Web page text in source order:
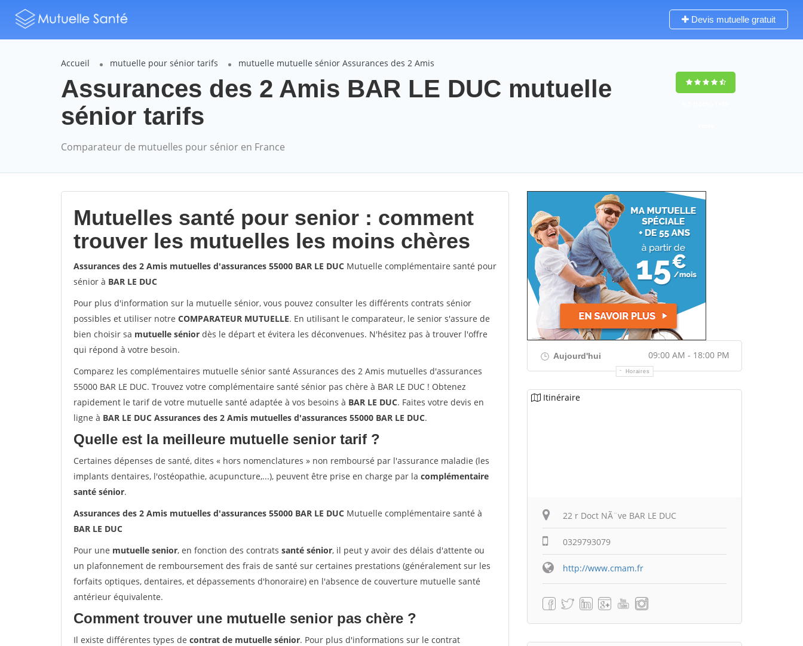
Devis mutuelle gratuit
Accueil mutuelle pour sénior tarifs mutuelle mutuelle sénior Assurances des 2 Amis
Assurances des 2 Amis BAR LE DUC mutuelle
sénior tarifs
Comparateur de mutuelles pour sénior en France
Mutuelles santé pour senior : comment
trouver les mutuelles les moins chères
Assurances des 2 Amis mutuelles d'assurances 55000 BAR LE DUC Mutuelle complémentaire santé pour
sénior à BAR LE DUC
Pour plus d'information sur la mutuelle sénior, vous pouvez consulter les différents contrats sénior
possibles et utiliser notre COMPARATEUR MUTUELLE. En utilisant le comparateur, le senior s'assure de
bien choisir sa mutuelle sénior dès le départ et évitera les déconvenues. N'hésitez pas à trouver l'offre
qui répond à votre besoin.
Comparez les complémentaires mutuelle sénior santé Assurances des 2 Amis mutuelles d'assurances
55000 BAR LE DUC. Trouvez votre complémentaire santé sénior pas chère à BAR LE DUC ! Obtenez
rapidement le tarif de votre mutuelle santé adaptée à vos besoins à BAR LE DUC. Faites votre devis en
ligne à BAR LE DUC Assurances des 2 Amis mutuelles d'assurances 55000 BAR LE DUC.
Quelle est la meilleure mutuelle senior tarif ?
Certaines dépenses de santé, dites « hors nomenclatures » non remboursé par l'assurance maladie (les
implants dentaires, l'ostéopathie, acupuncture,...), peuvent être prise en charge par la complémentaire
santé sénior.
Assurances des 2 Amis mutuelles d'assurances 55000 BAR LE DUC Mutuelle complémentaire santé à
BAR LE DUC
Pour une mutuelle senior, en fonction des contrats santé sénior, il peut y avoir des délais d'attente ou
un plafonnement de remboursement des frais de santé sur certaines prestations (généralement sur les
forfaits optiques, dentaires, et dépassements d'honoraire) en l'absence de couverture mutuelle santé
antérieur équivalente.
Comment trouver une mutuelle senior pas chère ?
Il existe différentes types de contrat de mutuelle sénior. Pour plus d'informations sur le contrat
Aujourd'hui 09:00 AM - 18:00 PM
Horaires
Itinéraire
22 r Doct NÃ¨ve BAR LE DUC
0329793079
http://www.cmam.fr